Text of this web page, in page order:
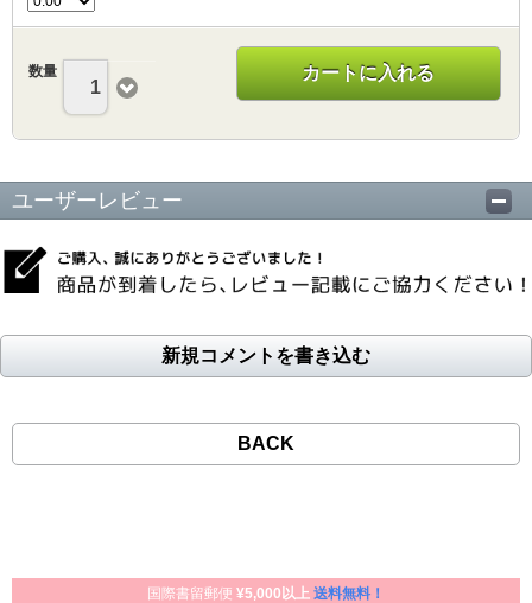
数量
1
カートに入れる
ユーザーレビュー
新規コメントを書き込む
BACK
国際書留郵便 ¥5,000以上 送料無料！